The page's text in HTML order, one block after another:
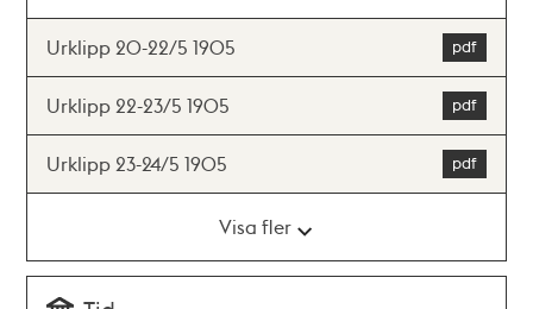
Urklipp 20-22/5 1905
Urklipp 22-23/5 1905
Urklipp 23-24/5 1905
Visa fler